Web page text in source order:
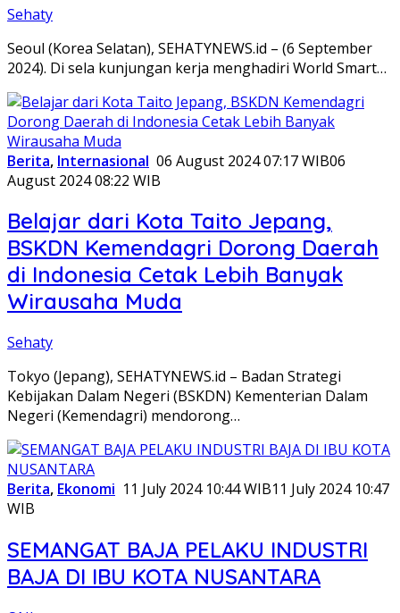
Sehaty
Seoul (Korea Selatan), SEHATYNEWS.id – (6 September
2024). Di sela kunjungan kerja menghadiri World Smart…
Berita, Internasional 06 August 2024 07:17 WIB06
August 2024 08:22 WIB
Belajar dari Kota Taito Jepang,
BSKDN Kemendagri Dorong Daerah
di Indonesia Cetak Lebih Banyak
Wirausaha Muda
Sehaty
Tokyo (Jepang), SEHATYNEWS.id – Badan Strategi
Kebijakan Dalam Negeri (BSKDN) Kementerian Dalam
Negeri (Kemendagri) mendorong…
Berita, Ekonomi 11 July 2024 10:44 WIB11 July 2024 10:47
WIB
SEMANGAT BAJA PELAKU INDUSTRI
BAJA DI IBU KOTA NUSANTARA